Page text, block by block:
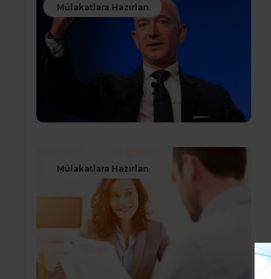
Mülakatlara Hazırlan
Mülakatlara Hazırlan